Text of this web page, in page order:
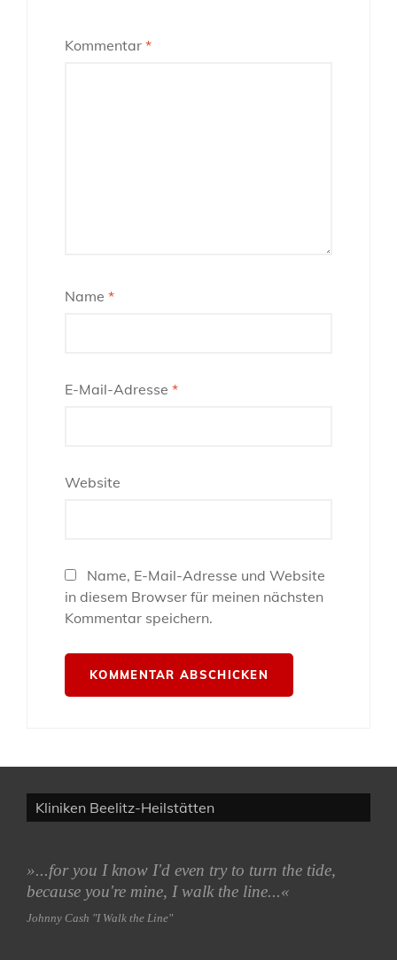
Kommentar *
Name *
E-Mail-Adresse *
Website
Name, E-Mail-Adresse und Website
in diesem Browser für meinen nächsten
Kommentar speichern.
Kliniken Beelitz-Heilstätten
»...for you I know I'd even try to turn the tide,
because you're mine, I walk the line...«
Johnny Cash "I Walk the Line"